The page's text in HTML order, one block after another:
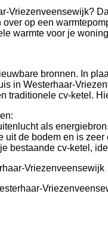
Vriezenveensewijk?
op een
warmte voor je
bronnen. In
in Westerhaar-
traditionele cv-ketel.
als energiebron.
uit de bodem en is zeer
bestaande cv-ketel,
Vriezenveensewijk